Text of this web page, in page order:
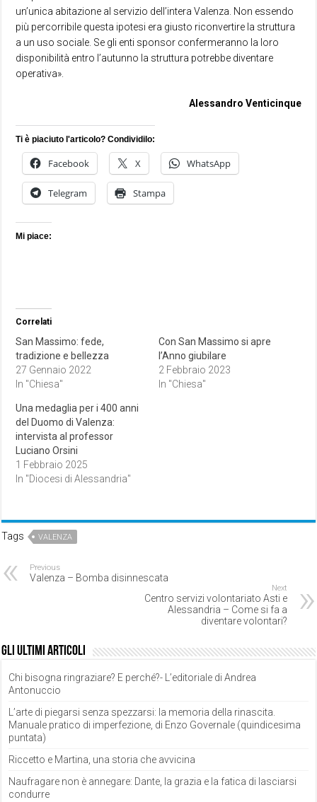
un’unica abitazione al servizio dell’intera Valenza. Non essendo
più percorribile questa ipotesi era giusto riconvertire la struttura
a un uso sociale. Se gli enti sponsor confermeranno la loro
disponibilità entro l’autunno la struttura potrebbe diventare
operativa».
Alessandro Venticinque
Ti è piaciuto l'articolo? Condividilo:
Facebook X WhatsApp
Telegram Stampa
Mi piace:
Correlati
San Massimo: fede,
tradizione e bellezza
27 Gennaio 2022
In "Chiesa"
Con San Massimo si apre
l’Anno giubilare
2 Febbraio 2023
In "Chiesa"
Una medaglia per i 400 anni
del Duomo di Valenza:
intervista al professor
Luciano Orsini
1 Febbraio 2025
In "Diocesi di Alessandria"
Tags VALENZA
Previous
Valenza – Bomba disinnescata
Next
Centro servizi volontariato Asti e
Alessandria – Come si fa a
diventare volontari?
Gli ultimi articoli
Chi bisogna ringraziare? E perché?- L’editoriale di Andrea
Antonuccio
L’arte di piegarsi senza spezzarsi: la memoria della rinascita.
Manuale pratico di imperfezione, di Enzo Governale (quindicesima
puntata)
Riccetto e Martina, una storia che avvicina
Naufragare non è annegare: Dante, la grazia e la fatica di lasciarsi
condurre